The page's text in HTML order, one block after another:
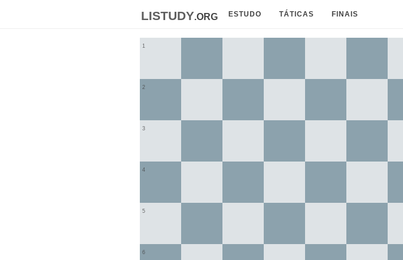
listudy.org ESTUDO TÁTICAS FINAIS
1
2
3
4
5
6